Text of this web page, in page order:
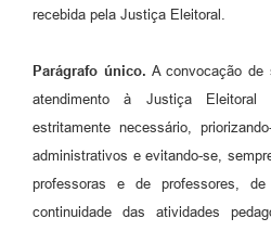
recebida pela Justiça Eleitoral.
Parágrafo único. A convocação de
atendimento à Justiça
estritamente necessário,
administrativos e evitando-se,
professoras e de professores,
continuidade das atividades